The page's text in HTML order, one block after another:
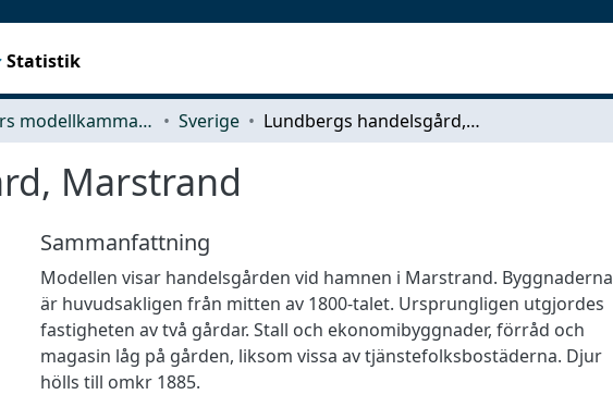
Statistik
Chalmers modellkammare Sverige Lundbergs handelsgård, Marstrand
Marstrand
Sammanfattning
Modellen visar handelsgården vid hamnen i Marstrand. Byggnaderna
är huvudsakligen från mitten av 1800-talet. Ursprungligen utgjordes
fastigheten av två gårdar. Stall och ekonomibyggnader, förråd och
magasin låg på gården, liksom vissa av tjänstefolksbostäderna. Djur
hölls till omkr 1885.